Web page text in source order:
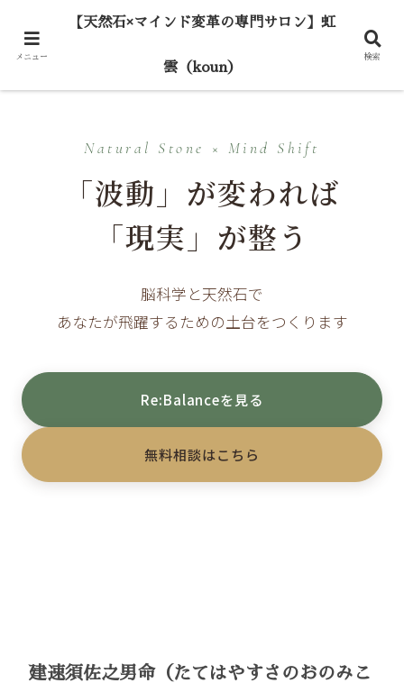
Natural Stone × Mind Shift
「波動」が変われば
「現実」が整う
脳科学と天然石で
あなたが飛躍するための土台をつくります
Re:Balanceを見る
無料相談はこちら
建速須佐之男命（たてはやすさのおのみこ
メニュー
【天然石×マインド変革の専門サロン】虹
雲（koun）
検索